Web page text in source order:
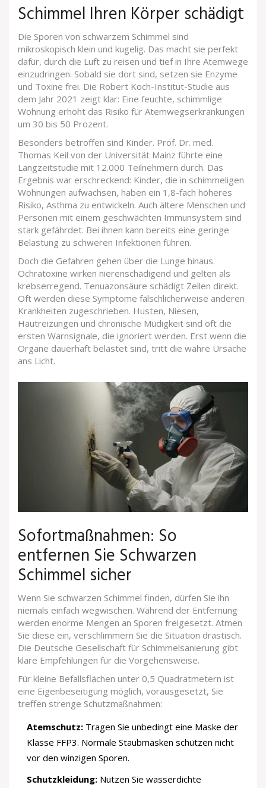
Schimmel Ihren Körper schädigt
Die Sporen von schwarzem Schimmel sind
mikroskopisch klein und kugelig. Das macht sie perfekt
dafür, durch die Luft zu reisen und tief in Ihre Atemwege
einzudringen. Sobald sie dort sind, setzen sie Enzyme
und Toxine frei. Die Robert Koch-Institut-Studie aus
dem Jahr 2021 zeigt klar: Eine feuchte, schimmlige
Wohnung erhöht das Risiko für Atemwegserkrankungen
um 30 bis 50 Prozent.
Besonders betroffen sind Kinder. Prof. Dr. med.
Thomas Keil von der Universität Mainz führte eine
Langzeitstudie mit 12.000 Teilnehmern durch. Das
Ergebnis war erschreckend: Kinder, die in schimmeligen
Wohnungen aufwachsen, haben ein 1,8-fach höheres
Risiko, Asthma zu entwickeln. Auch ältere Menschen und
Personen mit einem geschwächten Immunsystem sind
stark gefährdet. Bei ihnen kann bereits eine geringe
Belastung zu schweren Infektionen führen.
Doch die Gefahren gehen über die Lunge hinaus.
Ochratoxine wirken nierenschädigend und gelten als
krebserregend. Tenuazonsäure schädigt Zellen direkt.
Oft werden diese Symptome fälschlicherweise anderen
Krankheiten zugeschrieben. Husten, Niesen,
Hautreizungen und chronische Müdigkeit sind oft die
ersten Warnsignale, die ignoriert werden. Erst wenn die
Organe dauerhaft belastet sind, tritt die wahre Ursache
ans Licht.
Sofortmaßnahmen: So
entfernen Sie Schwarzen
Schimmel sicher
Wenn Sie schwarzen Schimmel finden, dürfen Sie ihn
niemals einfach wegwischen. Während der Entfernung
werden enorme Mengen an Sporen freigesetzt. Atmen
Sie diese ein, verschlimmern Sie die Situation drastisch.
Die Deutsche Gesellschaft für Schimmelsanierung gibt
klare Empfehlungen für die Vorgehensweise.
Für kleine Befallsflächen unter 0,5 Quadratmetern ist
eine Eigenbeseitigung möglich, vorausgesetzt, Sie
treffen strenge Schutzmaßnahmen:
Atemschutz: Tragen Sie unbedingt eine Maske der
Klasse FFP3. Normale Staubmasken schützen nicht
vor den winzigen Sporen.
Schutzkleidung: Nutzen Sie wasserdichte